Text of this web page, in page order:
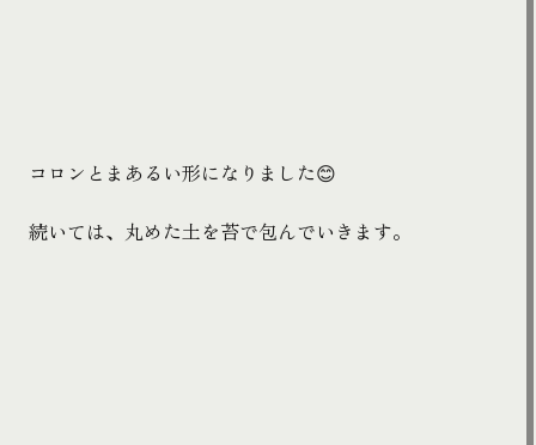
コロンとまあるい形になりました😊
続いては、丸めた土を苔で包んでいきます。